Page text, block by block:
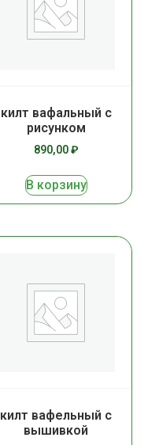
килт вафальный с
рисунком
890,00₽
В корзину
килт вафельный с
вышивкой